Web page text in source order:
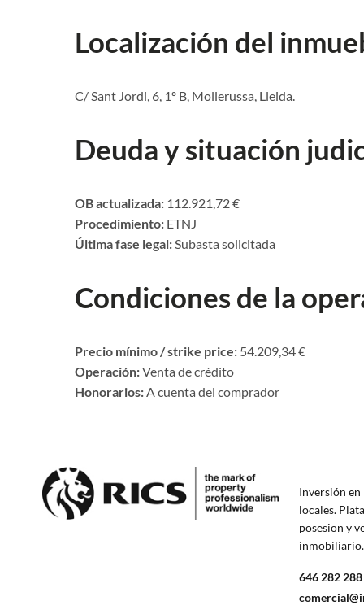
Localización del
C/ Sant Jordi, 6, 1º B, Mollerussa, Lleida.
Deuda y situación
OB actualizada: 112.921,72 €
Procedimiento: ETNJ
Última fase legal:Subasta solicitada
Condiciones de la
Precio mínimo / strike price: 54.209,34 €
Operación:Venta de crédito
Honorarios:A cuenta del comprador
Inversión en
locales.
posesion y
inmobiliario.
646 282 288